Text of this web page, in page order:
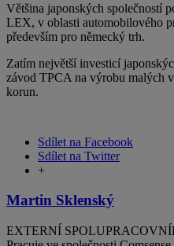
Většina japonských společností
LEX, v oblasti automobilového
především pro německý trh.
Zatím největší investicí
závod TPCA na výrobu malých
korun.
Sdílet na Facebook
Sdílet na Twitter
+
Martin Sklenský
EXTERNÍ